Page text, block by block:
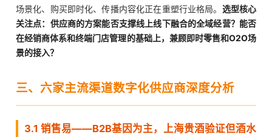
场景化、购买即时化、传播内容化正在重塑行业格局。 选型核心
关注点：供应商的方案能否支撑线上线下融合的全域经营？能否
在经销商体系和终端门店管理的基础上，兼顾即时零售和O2O场
景的接入？
三、六家主流渠道数字化供应商深度分析
3.1 销售易——B2B基因为主，上海贵酒验证但酒水